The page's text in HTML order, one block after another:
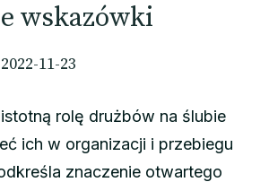
wskazówki
2022-11-23
rolę drużbów na ślubie
ich w organizacji i przebiegu
znaczenie otwartego